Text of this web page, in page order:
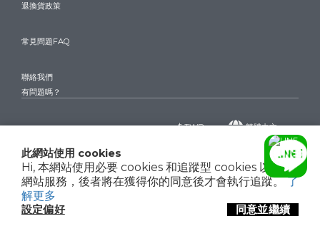
此網站使用 cookies
Hi, 本網站使用必要 cookies 和追蹤型 cookies 以確保
網站服務，後者將在獲得你的同意後才會執行追蹤。了
解更多
設定偏好
同意並繼續
立即購買
退換貨政策
常見問題FAQ
聯絡我們
有問題嗎？
聯絡我們
$ TWD 繁體中文
Copyright© 2024 驊巨精品 THE WATCHES